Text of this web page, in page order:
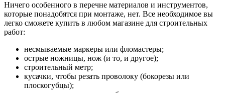
Ничего особенного в перечне материалов и инструментов,
которые понадобятся при монтаже, нет. Все необходимое вы
легко сможете купить в любом магазине для строительных
работ:
несмываемые маркеры или фломастеры;
острые ножницы, нож (и то, и другое);
строительный метр;
кусачки, чтобы резать проволоку (бокорезы или
плоскогубцы);